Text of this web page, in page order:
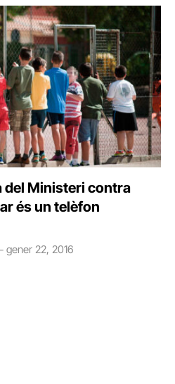
del Ministeri contra
és un telèfon
gener 22, 2016